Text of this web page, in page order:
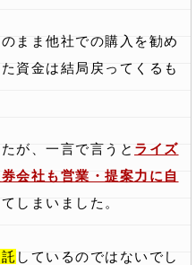
まま他社での購入を勧め
資金は結局戻ってくるも
が、一言で言うと ライズ
会社も営業・提案力に自
しまいました。
しているのではないでし